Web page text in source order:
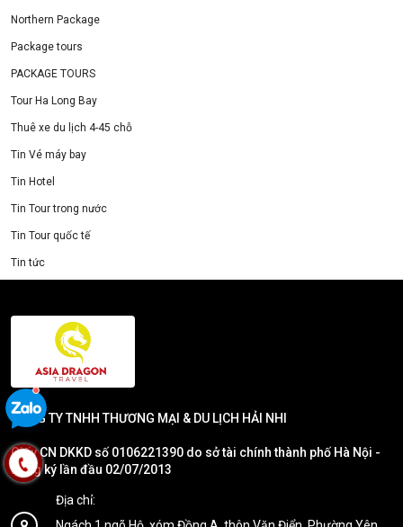
Northern Package
Package tours
PACKAGE TOURS
Tour Ha Long Bay
Thuê xe du lịch 4-45 chỗ
Tin Vé máy bay
Tin Hotel
Tin Tour trong nước
Tin Tour quốc tế
Tin tức
CÔNG TY TNHH THƯƠNG MẠI & DU LỊCH HẢI NHI
Giấy CN DKKD số 0106221390 do sở tài chính thành phố Hà Nội -
Đăng ký lần đầu 02/07/2013
Địa chỉ: